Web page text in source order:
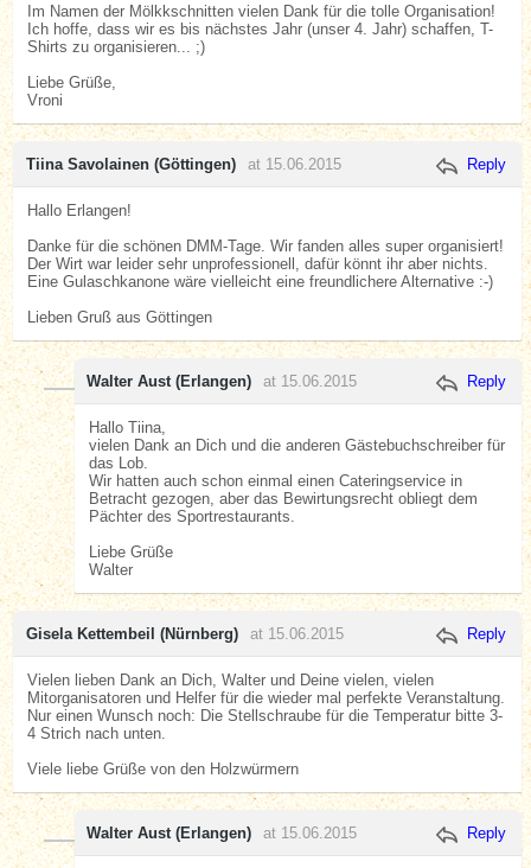
Im Namen der Mölkkschnitten vielen Dank für die tolle Organisation!
Ich hoffe, dass wir es bis nächstes Jahr (unser 4. Jahr) schaffen, T-
Shirts zu organisieren... ;)
Liebe Grüße,
Vroni
Tiina Savolainen (Göttingen) at 15.06.2015 Reply
Hallo Erlangen!
Danke für die schönen DMM-Tage. Wir fanden alles super organisiert!
Der Wirt war leider sehr unprofessionell, dafür könnt ihr aber nichts.
Eine Gulaschkanone wäre vielleicht eine freundlichere Alternative :-)
Lieben Gruß aus Göttingen
Walter Aust (Erlangen) at 15.06.2015 Reply
Hallo Tiina,
vielen Dank an Dich und die anderen Gästebuchschreiber für
das Lob.
Wir hatten auch schon einmal einen Cateringservice in
Betracht gezogen, aber das Bewirtungsrecht obliegt dem
Pächter des Sportrestaurants.
Liebe Grüße
Walter
Gisela Kettembeil (Nürnberg) at 15.06.2015 Reply
Vielen lieben Dank an Dich, Walter und Deine vielen, vielen
Mitorganisatoren und Helfer für die wieder mal perfekte Veranstaltung.
Nur einen Wunsch noch: Die Stellschraube für die Temperatur bitte 3-
4 Strich nach unten.
Viele liebe Grüße von den Holzwürmern
Walter Aust (Erlangen) at 15.06.2015 Reply